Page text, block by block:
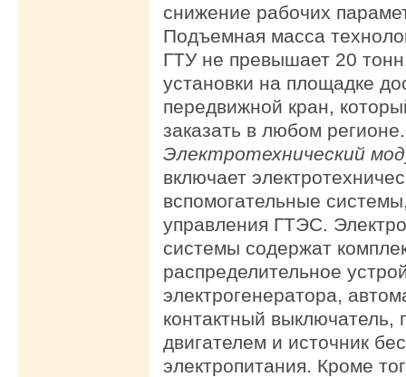
снижение рабочих
Подъемная масса
ГТУ не превышает 20
установки на площадке
передвижной кран,
заказать в любом регионе.
Электротехнический
включает
вспомогательные
управления ГТЭС.
системы содержат
распределительное
электрогенератора,
контактный выключатель,
двигателем и источник
электропитания. Кроме